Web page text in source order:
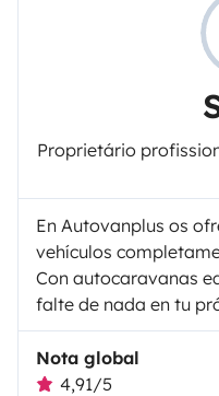
Proprietário
En Autovanplus os
vehículos
Con autocaravanas
falte de nada en tu
Nota global
4,91/5